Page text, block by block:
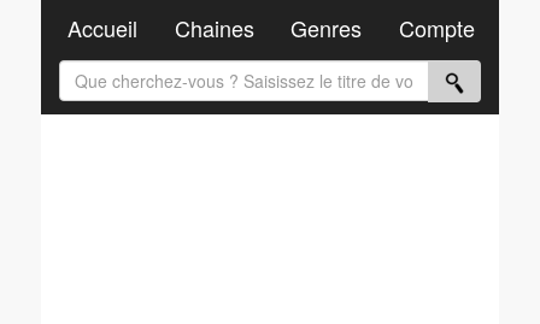
Accueil Chaines Genres Compte